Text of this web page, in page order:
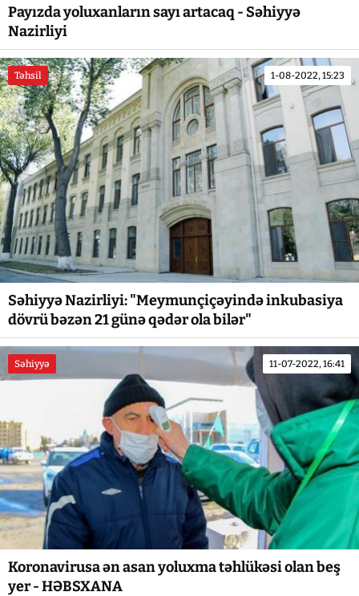
Payızda yoluxanların sayı artacaq - Səhiyyə
Nazirliyi
Təhsil 1-08-2022, 15:23
Səhiyyə Nazirliyi: "Meymunçiçəyində inkubasiya
dövrü bəzən 21 günə qədər ola bilər"
Səhiyyə 11-07-2022, 16:41
Koronavirusa ən asan yoluxma təhlükəsi olan beş
yer - HƏBSXANA